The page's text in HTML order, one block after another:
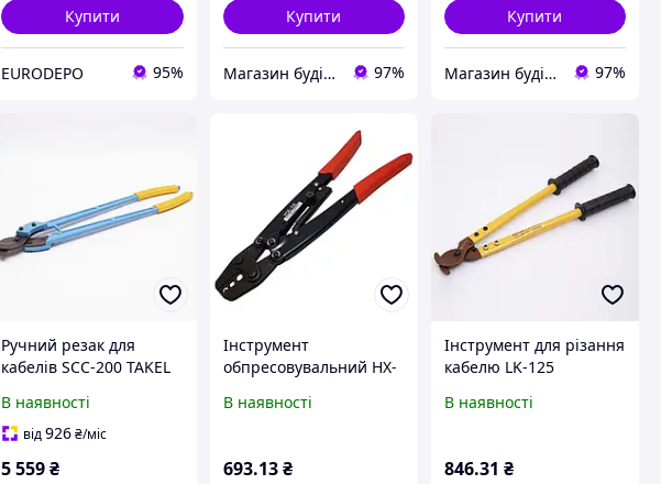
Купити
EURODEPO 95%
Купити
Магазин будівельних матеріалів "БУДУЄМО РАЗОМ" 97%
Купити
Магазин будівельних матеріалів "БУДУЄМО РАЗОМ" 97%
Ручний резак для
кабелів SCC-200 TAKEL
робіт та монтажу
проводів
В наявності
від926₴/міс
5 559₴
Інструмент
обпресовувальний HX-
без ізоляції 6-16 мм?
В наявності
693.13 ₴
Інструмент для різання
кабелю LK-125
В наявності
846.31 ₴